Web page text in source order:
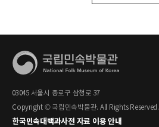
03045 서울시 종로구 삼청로 37
Copyright © 국립민속박물관. All Rights Reserved.
한국민속대백과사전 자료 이용 안내